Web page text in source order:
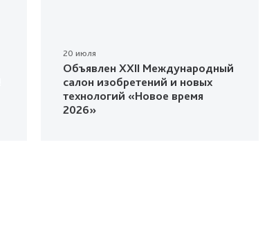
20 июля
Объявлен XXII Международный
салон изобретений и новых
технологий «Новое время
2026»